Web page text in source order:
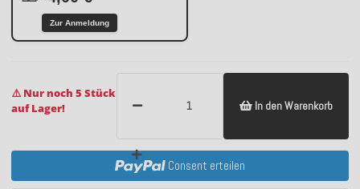
Zur Anmeldung
⚠️ Nur noch 5 Stück
auf Lager!
In den Warenkorb
Consent erteilen